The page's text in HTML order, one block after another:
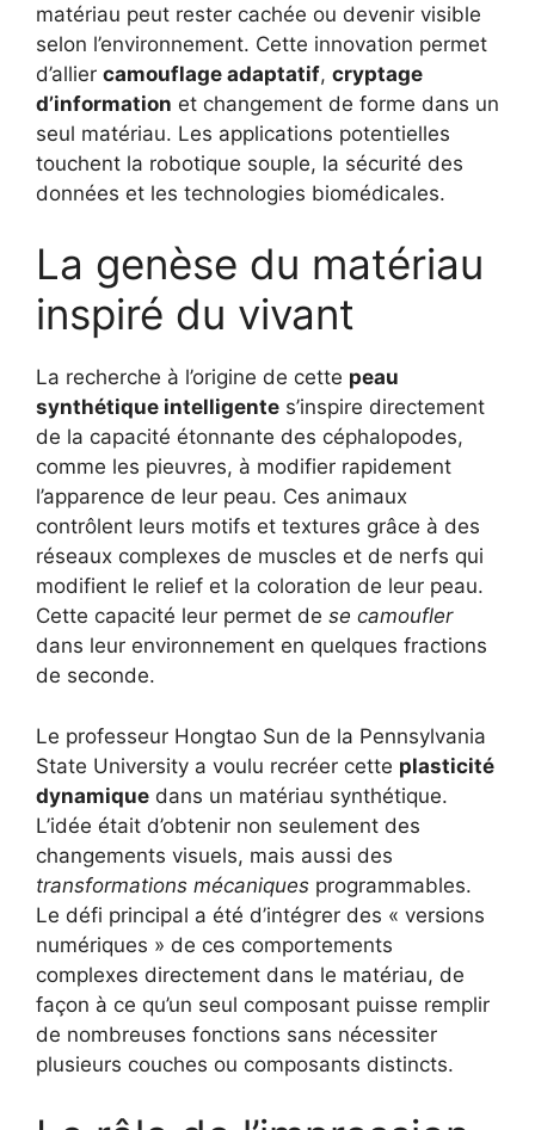
matériau peut rester cachée ou devenir visible
selon l’environnement. Cette innovation permet
d’allier camouflage adaptatif, cryptage
d’information et changement de forme dans un
seul matériau. Les applications potentielles
touchent la robotique souple, la sécurité des
données et les technologies biomédicales.
La genèse du matériau
inspiré du vivant
La recherche à l’origine de cette peau
synthétique intelligente s’inspire directement
de la capacité étonnante des céphalopodes,
comme les pieuvres, à modifier rapidement
l’apparence de leur peau. Ces animaux
contrôlent leurs motifs et textures grâce à des
réseaux complexes de muscles et de nerfs qui
modifient le relief et la coloration de leur peau.
Cette capacité leur permet de se camoufler
dans leur environnement en quelques fractions
de seconde.
Le professeur Hongtao Sun de la Pennsylvania
State University a voulu recréer cette plasticité
dynamique dans un matériau synthétique.
L’idée était d’obtenir non seulement des
changements visuels, mais aussi des
transformations mécaniques programmables.
Le défi principal a été d’intégrer des « versions
numériques » de ces comportements
complexes directement dans le matériau, de
façon à ce qu’un seul composant puisse remplir
de nombreuses fonctions sans nécessiter
plusieurs couches ou composants distincts.